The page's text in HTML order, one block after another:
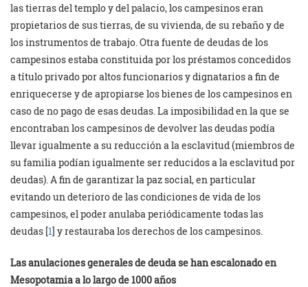
las tierras del templo y del palacio, los campesinos eran
propietarios de sus tierras, de su vivienda, de su rebaño y de
los instrumentos de trabajo. Otra fuente de deudas de los
campesinos estaba constituida por los préstamos concedidos
a título privado por altos funcionarios y dignatarios a fin de
enriquecerse y de apropiarse los bienes de los campesinos en
caso de no pago de esas deudas. La imposibilidad en la que se
encontraban los campesinos de devolver las deudas podía
llevar igualmente a su reducción a la esclavitud (miembros de
su familia podían igualmente ser reducidos a la esclavitud por
deudas). A fin de garantizar la paz social, en particular
evitando un deterioro de las condiciones de vida de los
campesinos, el poder anulaba periódicamente todas las
deudas [1] y restauraba los derechos de los campesinos.
Las anulaciones generales de deuda se han escalonado en
Mesopotamia a lo largo de 1000 años